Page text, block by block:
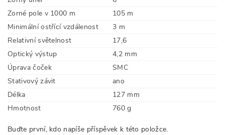
Zorné pole v 1000 m
105 m
Minimální ostřící vzdálenost
3 m
Relativní světelnost
17,6
Optický výstup
4,2 mm
Úprava čoček
SMC
Stativový závit
ano
Délka
127 mm
Hmotnost
760 g
Buďte první, kdo napíše příspěvek k této položce.